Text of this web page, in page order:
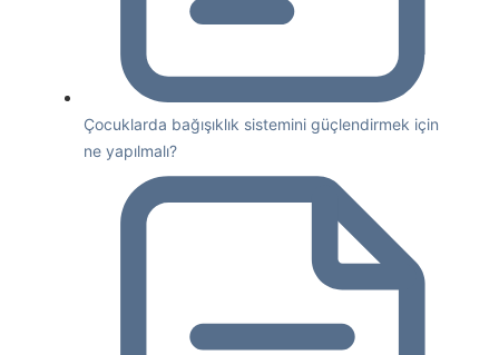
Çocuklarda bağışıklık sistemini güçlendirmek için
ne yapılmalı?